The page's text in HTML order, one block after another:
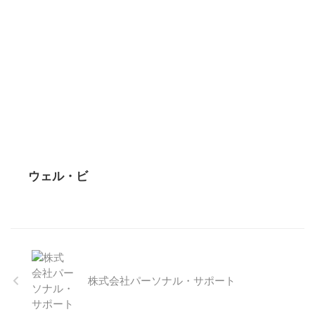
ウェル・ビ
株式会社パーソナル・サポート